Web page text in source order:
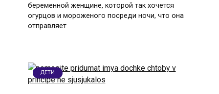
беременной женщине, которой так хочется
огурцов и мороженого посреди ночи, что она
отправляет
ДЕТИ